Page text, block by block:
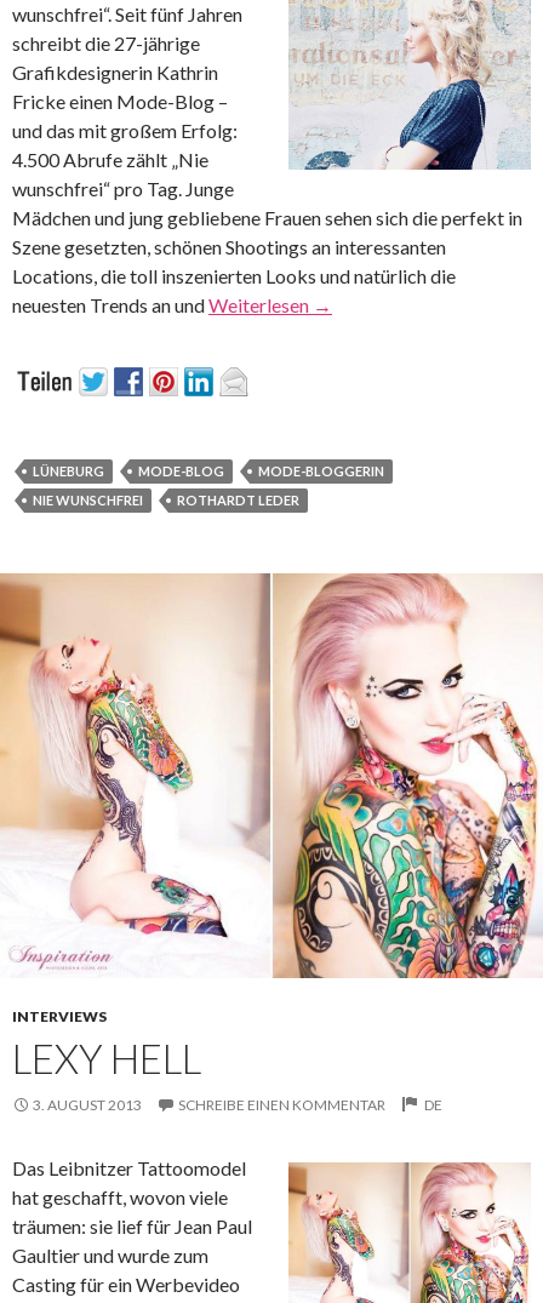
wunschfrei“. Seit fünf Jahren
schreibt die 27-jährige
Grafikdesignerin Kathrin
Fricke einen Mode-Blog –
und das mit großem Erfolg:
4.500 Abrufe zählt „Nie
wunschfrei“ pro Tag. Junge
Mädchen und jung gebliebene Frauen sehen sich die perfekt in
Szene gesetzten, schönen Shootings an interessanten
Locations, die toll inszenierten Looks und natürlich die
neuesten Trends an undWeiterlesen →
LÜNEBURG MODE-BLOG
MODE-BLOGGERIN
NIE WUNSCHFREI
ROTHARDT LEDER
INTERVIEWS
LEXY HELL
3. AUGUST 2013 SCHREIBE EINEN KOMMENTAR DE
Das Leibnitzer Tattoomodel
hat geschafft, wovon viele
träumen: sie lief für Jean Paul
Gaultier und wurde zum
Casting für ein Werbevideo